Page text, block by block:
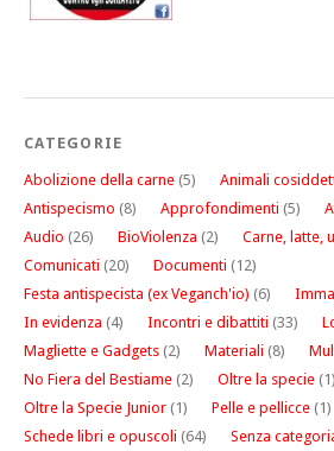
CATEGORIE
Abolizione della carne (5) Animali
Antispecismo (8) Approfondimenti (5)
Audio (26) BioViolenza (2) Carne, latte,
Comunicati (20) Documenti (12)
Festa antispecista (ex Veganch'io) (6)
In evidenza (4) Incontri e dibattiti (33)
Magliette e Gadgets (2) Materiali (8)
No Fiera del Bestiame (2) Oltre la specie (1)
Oltre la Specie Junior (1) Pelle e pellicce (1)
Schede libri e opuscoli (64) Senza